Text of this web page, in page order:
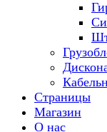
Страницы
Магазин
О нас